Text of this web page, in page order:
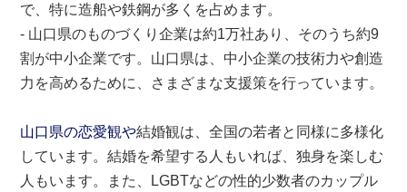
で、特に造船や鉄鋼が多くを占めます。
- 山口県のものづくり企業は約1万社あり、そのうち約9
割が中小企業です。山口県は、中小企業の技術力や創造
力を高めるために、さまざまな支援策を行っています。
山口県の恋愛観や結婚観は、全国の若者と同様に多様化
しています。結婚を希望する人もいれば、独身を楽しむ
人もいます。また、LGBTなどの性的少数者のカップル